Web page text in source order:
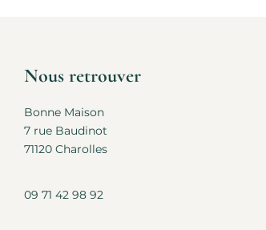
Nous retrouver
Bonne Maison
7 rue Baudinot
71120 Charolles
09 71 42 98 92